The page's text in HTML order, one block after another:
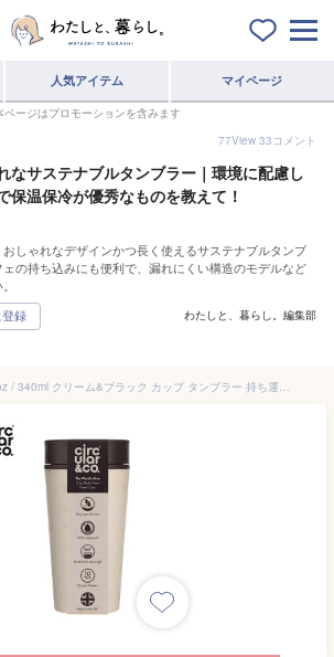
人気アイテム マイページ
ページはプロモーションを含みます
77View 33コメント
なサステナブルタンブラー｜環境に配慮し
保温保冷が優秀なものを教えて！
しゃれなデザインかつ長く使えるサステナブルタンブ
の持ち込みにも便利で、漏れにくい構造のモデルなど
わたしと、暮らし。編集部
Circular Cup 12oz / 340ml クリーム&ブラック カップ タンブラー 持ち運び 蓋付き ワンタッチ おしゃれ コーヒー マグ 水筒 アウトドア 輸入雑貨